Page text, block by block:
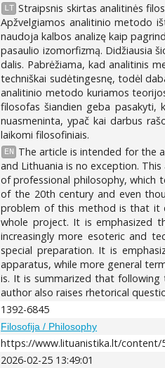
LT Straipsnis skirtas analitinės
Apžvelgiamos analitinio metodo
naudoja kalbos analizę kaip
pasaulio izomorfizmą. Didžiausia
dalis. Pabrėžiama, kad analitinis
techniškai sudėtingesnę, todėl
analitinio metodo kuriamos
filosofas šiandien geba pasakyti,
nuasmeninta, ypač kai darbus
laikomi filosofiniais.
EN
The article is intended for the
and Lithuania is no exception.
of professional philosophy, which
of the 20th century and even
problem of this method is that it
whole project. It is emphasized
increasingly more esoteric and
special preparation. It is
apparatus, while more general
is. It is summarized that
author also raises rhetorical
1392-6845
Filosofija / Philosophy
https://www.lituanistika.lt/content/
2026-02-25 13:49:01